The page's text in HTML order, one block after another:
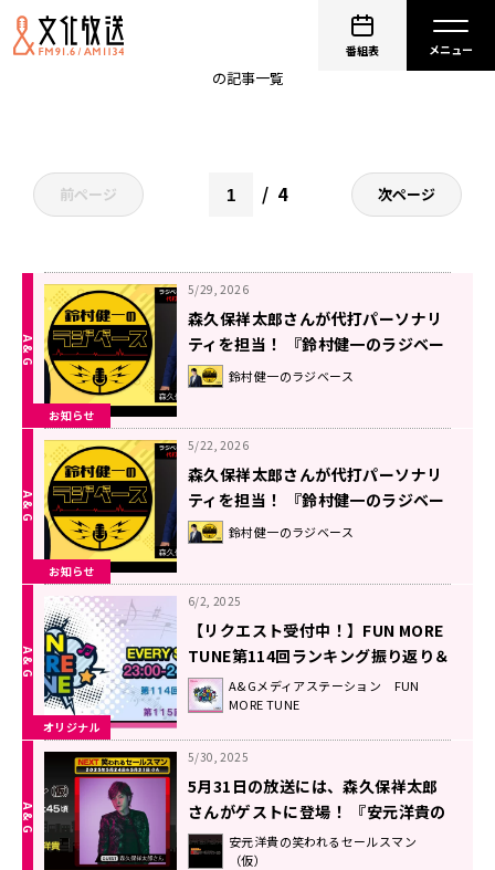
番組表
の記事一覧
前ページ 4 次ページ
お知らせ
5/29, 2026
森久保祥太郎さんが代打パーソナリ
ティを担当！ 『鈴村健一のラジベー
ス』#218鈴村健一のラジベース
お知らせ
5/22, 2026
森久保祥太郎さんが代打パーソナリ
ティを担当！ 『鈴村健一のラジベー
ス』#217鈴村健一のラジベース
オリジナル
6/2, 2025
【リクエスト受付中！】FUN MORE
TUNE第114回ランキング振り返り＆
第115回 注目楽曲紹介
A&Gメディアステーション FUN
MORE TUNE
5/30, 2025
5月31日の放送には、森久保祥太郎
さんがゲストに登場！ 『安元洋貴の
笑われるセールスマン（仮）』
安元洋貴の笑われるセールスマン
（仮）